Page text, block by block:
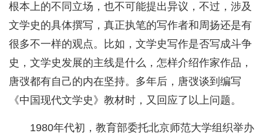
根本上的不同立场，也不可能提出异议，不过，涉及
文学史的具体撰写，真正执笔的写作者和周扬还是有
很多不一样的观点。比如，文学史写作是否写成斗争
史，文学史发展的主线是什么，怎样介绍作家作品，
唐弢都有自己的内在坚持。多年后，唐弢谈到编写
《中国现代文学史》教材时，又回应了以上问题。
1980年代初，教育部委托北京师范大学组织举办